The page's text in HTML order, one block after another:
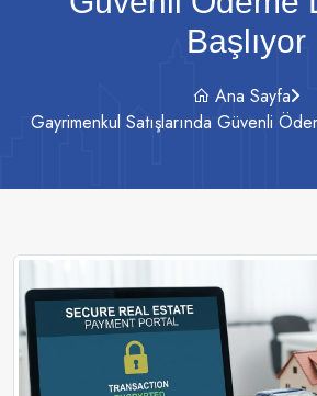
Başlıyor
Ana Sayfa
Gayrimenkul Satışlarında Güvenli